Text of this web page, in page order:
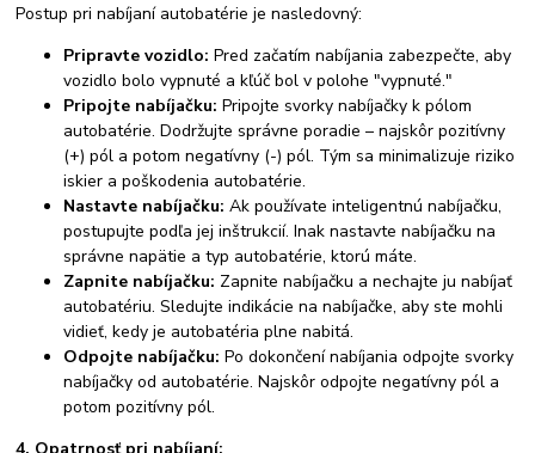
Postup pri nabíjaní autobatérie je nasledovný:
Pripravte vozidlo: Pred začatím nabíjania zabezpečte, aby
vozidlo bolo vypnuté a kľúč bol v polohe "vypnuté."
Pripojte nabíjačku: Pripojte svorky nabíjačky k pólom
autobatérie. Dodržujte správne poradie – najskôr pozitívny
(+) pól a potom negatívny (-) pól. Tým sa minimalizuje riziko
iskier a poškodenia autobatérie.
Nastavte nabíjačku: Ak používate inteligentnú nabíjačku,
postupujte podľa jej inštrukcií. Inak nastavte nabíjačku na
správne napätie a typ autobatérie, ktorú máte.
Zapnite nabíjačku: Zapnite nabíjačku a nechajte ju nabíjať
autobatériu. Sledujte indikácie na nabíjačke, aby ste mohli
vidieť, kedy je autobatéria plne nabitá.
Odpojte nabíjačku: Po dokončení nabíjania odpojte svorky
nabíjačky od autobatérie. Najskôr odpojte negatívny pól a
potom pozitívny pól.